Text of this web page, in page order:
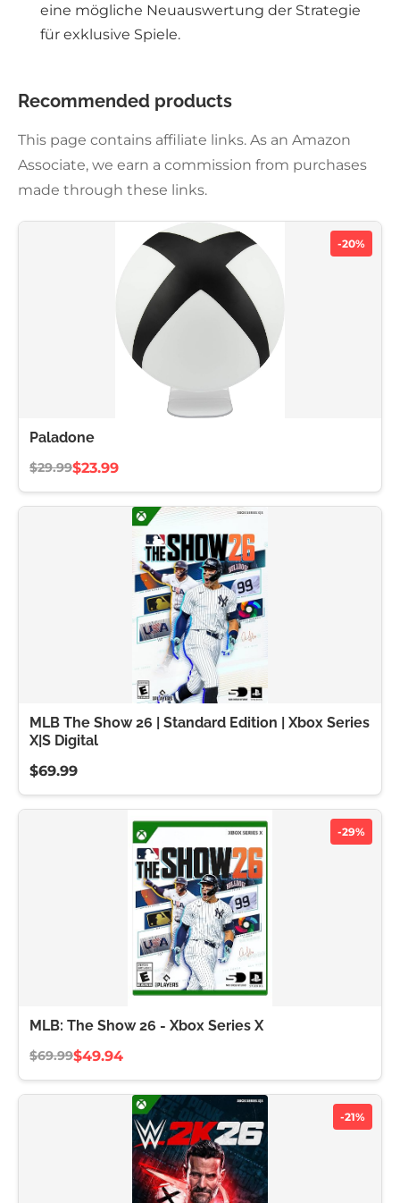
eine mögliche Neuauswertung der Strategie
für exklusive Spiele.
Recommended products
This page contains affiliate links. As an Amazon
Associate, we earn a commission from purchases
made through these links.
-20%
Paladone
$29.99$23.99
MLB The Show 26 | Standard Edition | Xbox Series
X|S Digital
$69.99
-29%
MLB: The Show 26 - Xbox Series X
$69.99$49.94
-21%